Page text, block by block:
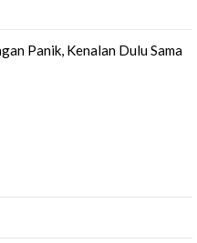
Panik, Kenalan Dulu Sama